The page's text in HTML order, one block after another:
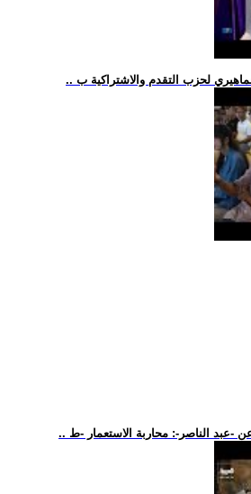
لحزب التقدم والاشتراكية ب
-عبد الناصر-: محاربة الاستعمار -ط